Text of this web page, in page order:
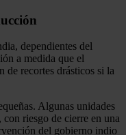
dependientes del
a medida que el
de recortes drásticos si la
Algunas unidades
con riesgo de cierre en una
del gobierno indio